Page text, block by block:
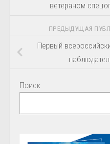
ветераном
ПРЕДЫДУЩАЯ
Первый
Поиск